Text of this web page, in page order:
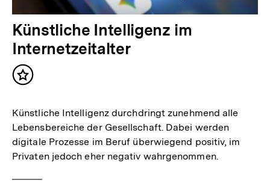
Künstliche Intelligenz im
Internetzeitalter
Inhalt
Künstliche Intelligenz durchdringt zunehmend alle
Lebensbereiche der Gesellschaft. Dabei werden
digitale Prozesse im Beruf überwiegend positiv, im
Privaten jedoch eher negativ wahrgenommen.